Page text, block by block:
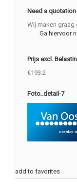
Need a quotation
Wij maken graag
Ga hiervoor
Prijs excl.
€193.2
Foto_detail-7
add to favorites